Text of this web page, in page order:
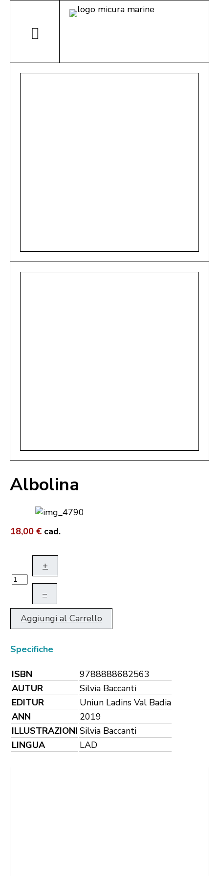
Albolina
18,00 € cad.
+
–
Aggiungi al Carrello
Specifiche
ISBN
9788888682563
AUTUR
Silvia Baccanti
EDITUR
Uniun Ladins Val Badia
ANN
2019
ILLUSTRAZIONI Silvia Baccanti
LINGUA
LAD